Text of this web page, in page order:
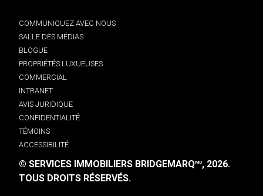
COMMUNIQUEZ AVEC NOUS
SALLE DES MÉDIAS
BLOGUE
PROPRIÉTÉS LUXUEUSES
COMMERCIAL
INTRANET
AVIS JURIDIQUE
CONFIDENTIALITÉ
TÉMOINS
ACCESSIBILITÉ
© SERVICES IMMOBILIERS BRIDGEMARQMD, 2026.
TOUS DROITS RÉSERVÉS.